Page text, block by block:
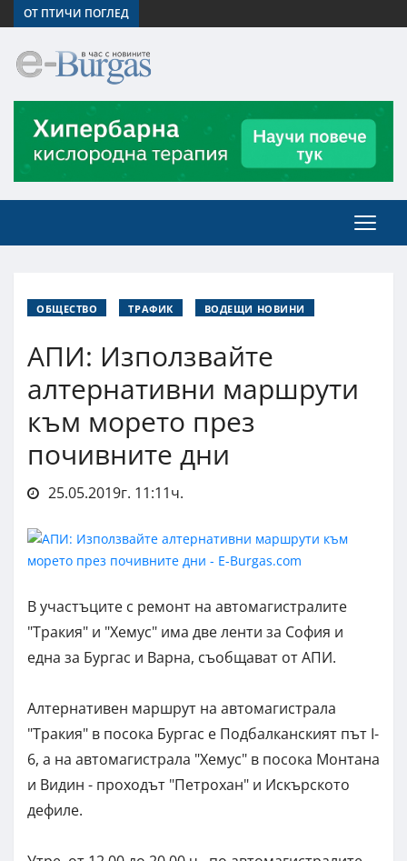
ОТ ПТИЧИ ПОГЛЕД
ОБЩЕСТВО ТРАФИК ВОДЕЩИ НОВИНИ
АПИ: Използвайте
алтернативни маршрути
към морето през
почивните дни
25.05.2019г. 11:11ч.
В участъците с ремонт на автомагистралите
"Тракия" и "Хемус" има две ленти за София и
една за Бургас и Варна, съобщават от АПИ.
Алтернативен маршрут на автомагистрала
"Тракия" в посока Бургас е Подбалканският път I-
6, а на автомагистрала "Хемус" в посока Монтана
и Видин - проходът "Петрохан" и Искърското
дефиле.